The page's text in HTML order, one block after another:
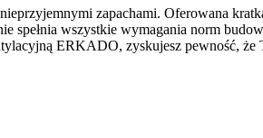
zapachami. Oferowana
spełnia wszystkie wymagania norm
ERKADO, zyskujesz pewność, że